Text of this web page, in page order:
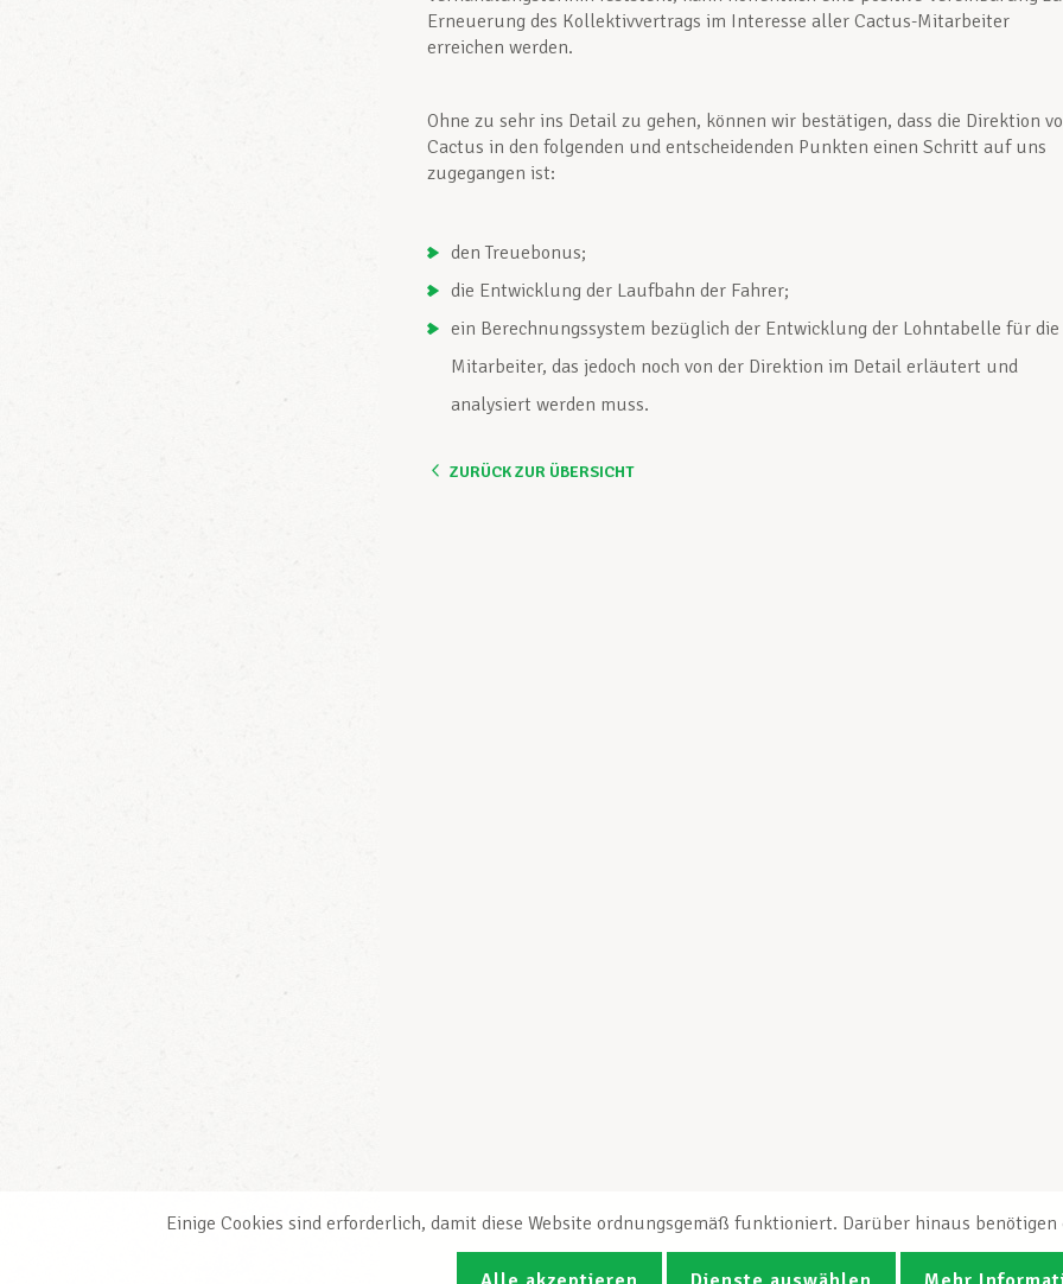
Erneuerung des Kollektivvertrags im Interesse aller Cactus-Mitarbeiter
erreichen werden.
Ohne zu sehr ins Detail zu gehen, können wir bestätigen, dass die Direktion
Cactus in den folgenden und entscheidenden Punkten einen Schritt auf uns
zugegangen ist:
den Treuebonus;
die Entwicklung der Laufbahn der Fahrer;
ein Berechnungssystem bezüglich der Entwicklung der Lohntabelle für die
Mitarbeiter, das jedoch noch von der Direktion im Detail erläutert und
analysiert werden muss.
ZURÜCK ZUR ÜBERSICHT
Einige Cookies sind erforderlich, damit diese Website ordnungsgemäß funktioniert. Darüber hinaus